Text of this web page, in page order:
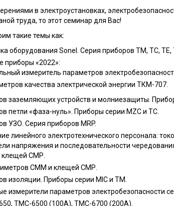
в электроустановках,
труда, то этот семинар для Вас!
такие темы как:
оборудования Sonel. Серия приборов ТМ, ТС,
приборы «2022»:
измеритель параметров
качества электрической энергии ТКМ-707.
заземляющих устройств и молниезащиты.
петли «фаза-нуль». Приборы серии MZC и ТС.
УЗО. Серия приборов MRP.
линейного электротехнического персонала:
напряжения и последовательности
СМР.
СММ и клещей СМР.
изоляции. Приборы серии MIC и ТМ.
измерители параметров электробезопасности
ТМС-6500 (100А), ТМС-6700 (200А).